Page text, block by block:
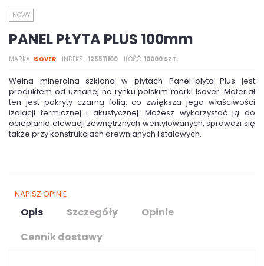
NOWY
PANEL PŁYTA PLUS 100mm
MARKA ISOVER INDEKS 125511100 ILOŚĆ 10000 SZT.
Wełna mineralna szklana w płytach Panel-płyta Plus jest
produktem od uznanej na rynku polskim marki Isover. Materiał
ten jest pokryty czarną folią, co zwiększa jego właściwości
izolacji termicznej i akustycznej. Możesz wykorzystać ją do
ocieplania elewacji zewnętrznych wentylowanych, sprawdzi się
także przy konstrukcjach drewnianych i stalowych.
NAPISZ OPINIĘ
Opis Szczegóły
Opinie
Cennik dostawy